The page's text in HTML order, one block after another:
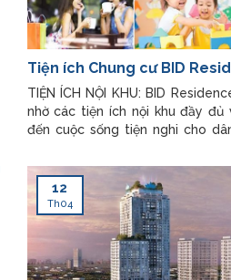
Tiện ích Chung cư BID
TIỆN ÍCH NỘI KHU: BID
nhờ các tiện ích nội khu đầy đủ
đến cuộc sống tiện nghi cho
khai đầy đủ để mang tới cho
sống hoàn hảo.
12
Th04